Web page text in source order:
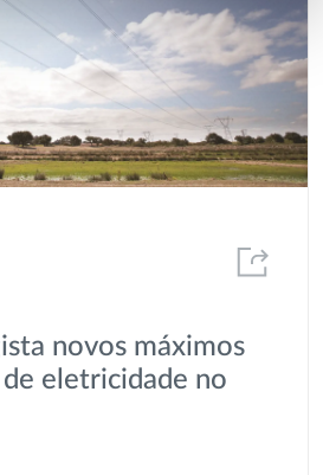
novos máximos
eletricidade no